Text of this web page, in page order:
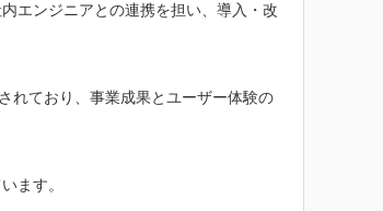
エンジニアとの連携を担い、導入・改
れており、事業成果とユーザー体験の
ます。